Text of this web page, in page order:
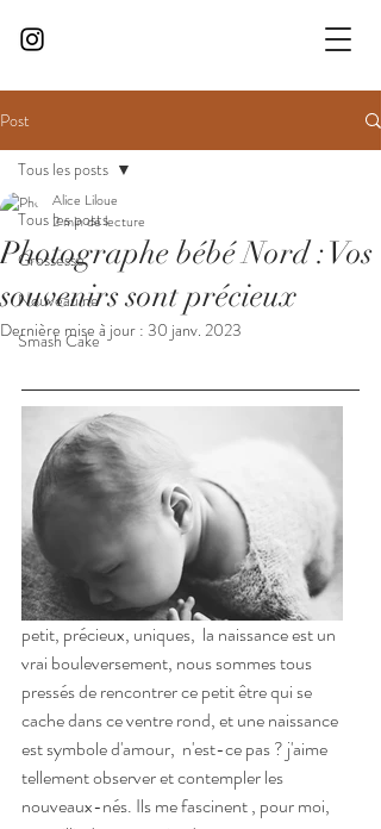
Post
Tous les posts
Grossesse
Nouveau ne
Smash Cake
Tous les posts
Photographe bébé Nord : Vos
souvenirs sont précieux
Alice Liloue
2 min de lecture
Dernière mise à jour : 30 janv. 2023
petit, précieux, uniques,  la naissance est un
vrai bouleversement, nous sommes tous
pressés de rencontrer ce petit être qui se
cache dans ce ventre rond, et une naissance
est symbole d'amour,  n'est-ce pas ? j'aime
tellement observer et contempler les
nouveaux-nés. Ils me fascinent , pour moi,